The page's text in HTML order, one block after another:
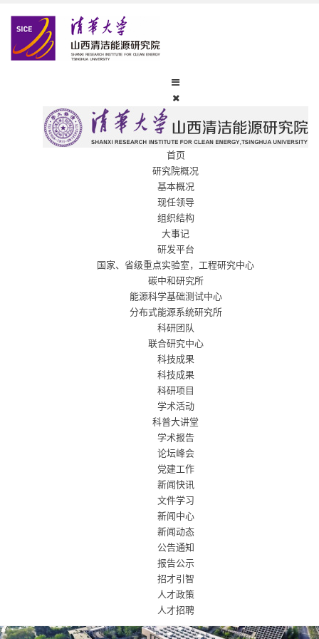
首页
研究院概况
基本概况
现任领导
组织结构
大事记
研发平台
国家、省级重点实验室，工程研究中心
碳中和研究所
能源科学基础测试中心
分布式能源系统研究所
科研团队
联合研究中心
科技成果
科技成果
科研项目
学术活动
科普大讲堂
学术报告
论坛峰会
党建工作
新闻快讯
文件学习
新闻中心
新闻动态
公告通知
报告公示
招才引智
人才政策
人才招聘